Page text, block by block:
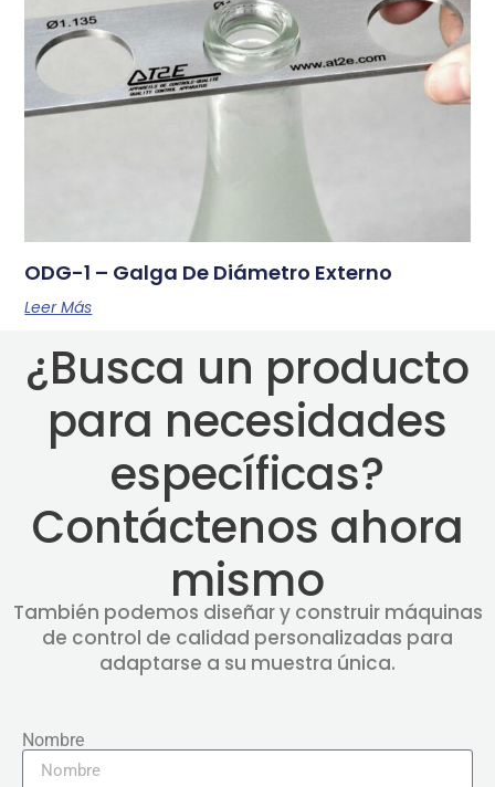
ODG-1 – Galga De Diámetro Externo
Leer Más
¿Busca un producto
para necesidades
específicas?
Contáctenos ahora
mismo
También podemos diseñar y construir máquinas
de control de calidad personalizadas para
adaptarse a su muestra única.
Nombre